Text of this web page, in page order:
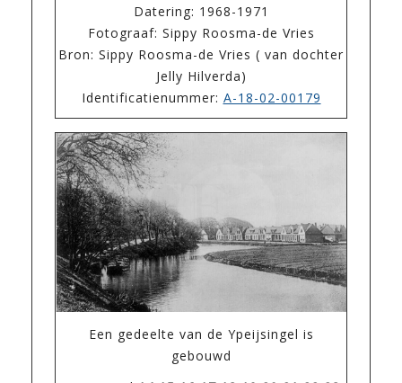
Datering: 1968-1971
Fotograaf: Sippy Roosma-de Vries
Bron: Sippy Roosma-de Vries ( van dochter
Jelly Hilverda)
Identificatienummer: A-18-02-00179
Een gedeelte van de Ypeijsingel is
gebouwd